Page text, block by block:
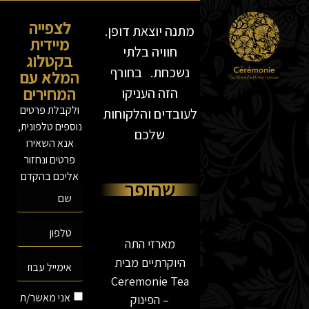
מתנה יוצאת דופן.
חוויה בלתי
נשכחת. בחורף
הזה העניקו
לעובדים והלקוחות
שלכם
שהופך
מארזי התה
היוקרתיים מבית
Ceremonie Tea
– הפינוק
לצפייה
מיידית
בקטלוג
המלא עם
המחירים
ולקבלת פרטים
נוספים טלפונית,
אנא השאירו
פרטים ונחזור
אליכם בהקדם
אני מאשר/ת